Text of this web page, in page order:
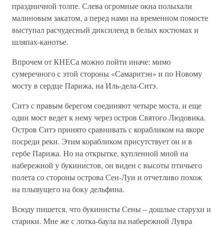
праздничной толпе. Слева огромные окна полыхали
малиновым закатом, а перед нами на временном помосте
выступал расчудесный диксиленд в белых костюмах и
шляпах-канотье.
Впрочем от КНЕСа можно пойти иначе: мимо
сумеречного с этой стороны «Самаритэн» и по Новому
мосту в сердце Парижа, на Иль-дела-Ситэ.
Ситэ с правым берегом соединяют четыре моста, и еще
один мост ведет к нему через остров Святого Людовика.
Остров Ситэ принято сравнивать с корабликом на якоре
посреди реки. Этим корабликом присутствует он и в
гербе Парижа. Но на открытке, купленной мной на
набережной у букинистов, он виден с высоты птичьего
полета со стороны острова Сен-Луи и отчетливо похож
на плывущего на боку дельфина.
Всюду пишется, что букинисты Сены – дошлые старухи и
старики. Мне же с лотка-баула на набережной Лувра